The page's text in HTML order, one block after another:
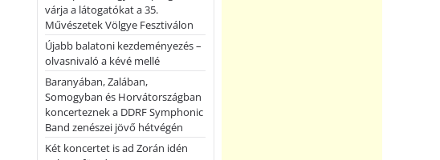
várja a látogatókat a 35.
Művészetek Völgye Fesztiválon
Újabb balatoni kezdeményezés –
olvasnivaló a kévé mellé
Baranyában, Zalában,
Somogyban és Horvátországban
koncerteznek a DDRF Symphonic
Band zenészei jövő hétvégén
Két koncertet is ad Zorán idén